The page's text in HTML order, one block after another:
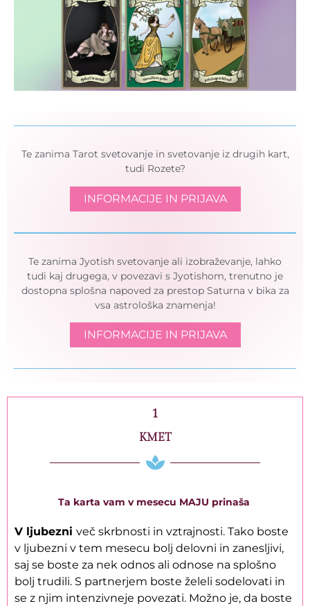
Te zanima Tarot svetovanje in svetovanje iz drugih kart,
tudi Rozete?
INFORMACIJE IN PRIJAVA
Te zanima Jyotish svetovanje ali izobraževanje, lahko
tudi kaj drugega, v povezavi s Jyotishom, trenutno je
dostopna splošna napoved za prestop Saturna v bika za
vsa astrološka znamenja!
INFORMACIJE IN PRIJAVA
1
KMET
Ta karta vam v mesecu MAJU prinaša
V ljubezni več skrbnosti in vztrajnosti. Tako boste
v ljubezni v tem mesecu bolj delovni in zanesljivi,
saj se boste za nek odnos ali odnose na splošno
bolj trudili. S partnerjem boste želeli sodelovati in
se z njim intenzivneje povezati. Možno je, da boste